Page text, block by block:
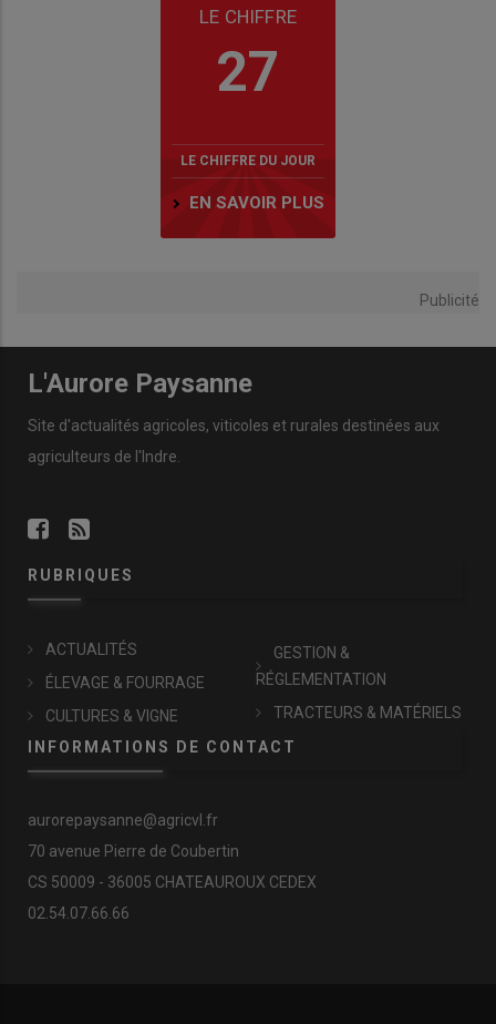
LE CHIFFRE
27
LE CHIFFRE DU JOUR
EN SAVOIR PLUS
Publicité
L'Aurore Paysanne
Site d'actualités agricoles, viticoles et rurales destinées aux
agriculteurs de l'Indre.
RUBRIQUES
ACTUALITÉS
ÉLEVAGE & FOURRAGE
CULTURES & VIGNE
GESTION &
RÉGLEMENTATION
TRACTEURS & MATÉRIELS
INFORMATIONS DE CONTACT
aurorepaysanne@agricvl.fr
70 avenue Pierre de Coubertin
CS 50009 - 36005 CHATEAUROUX CEDEX
02.54.07.66.66